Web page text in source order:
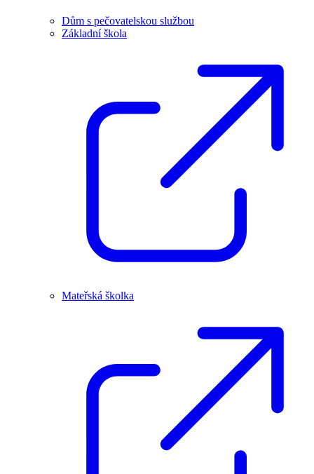
Dům s pečovatelskou službou
Základní škola
Mateřská školka